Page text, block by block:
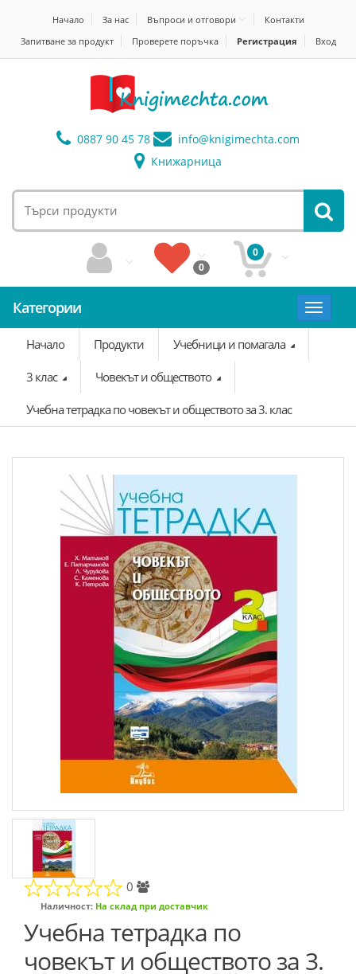
Начало За нас Въпроси и отговори
Контакти
Запитване за продукт
Проверете поръчка Регистрация Вход
0887 90 45 78 info@knigimechta.com
Книжарница
0
0
Категории
Toggle
Начало
Продукти Учебници и помагала
3 клас Човекът и обществото
Учебна тетрадка по човекът и обществото за 3. клас
0
Наличност: На склад при доставчик
Учебна тетрадка по
човекът и обществото за 3.